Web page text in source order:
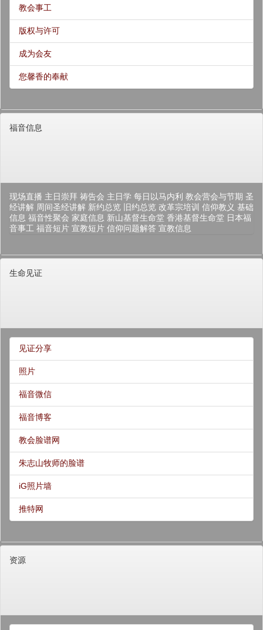
教会事工
版权与许可
成为会友
您馨香的奉献
福音信息
现场直播 主日崇拜 祷告会 主日学 每日以马内利 教会营会与节期 圣
经讲解 周间圣经讲解 新约总览 旧约总览 改革宗培训 信仰教义 基础
信息 福音性聚会 家庭信息 新山基督生命堂 香港基督生命堂 日本福
音事工 福音短片 宣教短片 信仰问题解答 宣教信息
生命见证
见证分享
照片
福音微信
福音博客
教会脸谱网
朱志山牧师的脸谱
iG照片墙
推特网
资源